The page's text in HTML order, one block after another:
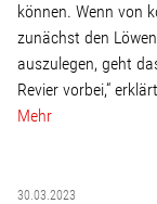
können. Wenn von
zunächst den
auszulegen, geht
Revier vorbei,“
Mehr
30.03.2023